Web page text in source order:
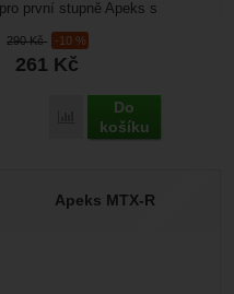
R' k porovnání
290Kč -10 %
261 Kč
Přidat 'Apeks Kryt DIN'
Do
košíku
pro první stupně Apeks s
5/8náhradní o-kroužek...
Apeks MTX-R